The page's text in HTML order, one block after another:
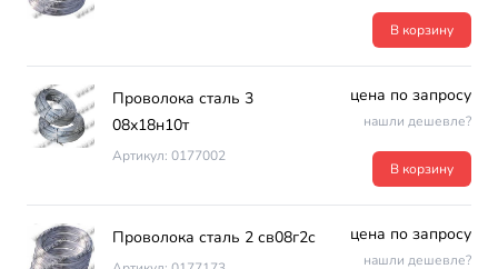
В корзину
Проволока сталь 3
08х18н10т
Артикул: 0177002
цена по запросу
нашли дешевле?
В корзину
Проволока сталь 2 св08г2с цена по запросу
нашли дешевле?